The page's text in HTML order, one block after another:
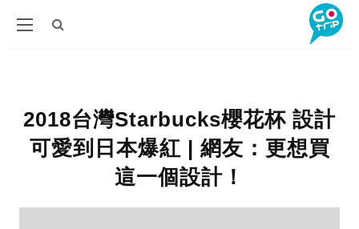
2018台灣Starbucks櫻花杯 設計
可愛到日本爆紅 | 網友：更想買
這一個設計！